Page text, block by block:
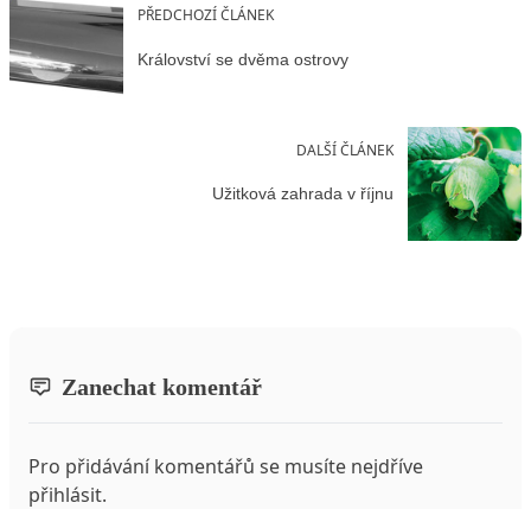
PŘEDCHOZÍ ČLÁNEK
Království se dvěma ostrovy
DALŠÍ ČLÁNEK
Užitková zahrada v říjnu
Zanechat komentář
Pro přidávání komentářů se musíte nejdříve
přihlásit.